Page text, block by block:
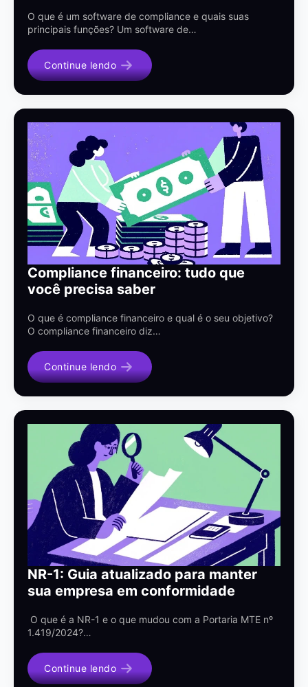
O que é um software de compliance e quais suas
principais funções? Um software de…
Continue lendo
Compliance financeiro: tudo que
você precisa saber
O que é compliance financeiro e qual é o seu objetivo?
O compliance financeiro diz…
Continue lendo
NR-1: Guia atualizado para manter
sua empresa em conformidade
O que é a NR-1 e o que mudou com a Portaria MTE nº
1.419/2024?…
Continue lendo